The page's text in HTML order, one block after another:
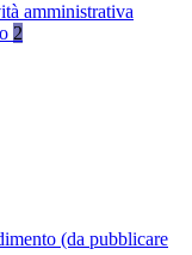
amministrativa
2
(da pubblicare